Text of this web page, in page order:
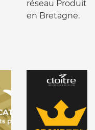
réseau Produit
en Bretagne.